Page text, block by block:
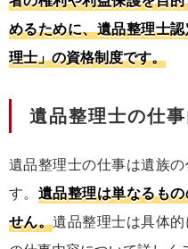
めるために、遺品整理士
理士」の資格制度です。
遺品整理士の仕
遺品整理士の仕事は遺族
す。 遺品整理は単なるも
せん。遺品整理士は具体